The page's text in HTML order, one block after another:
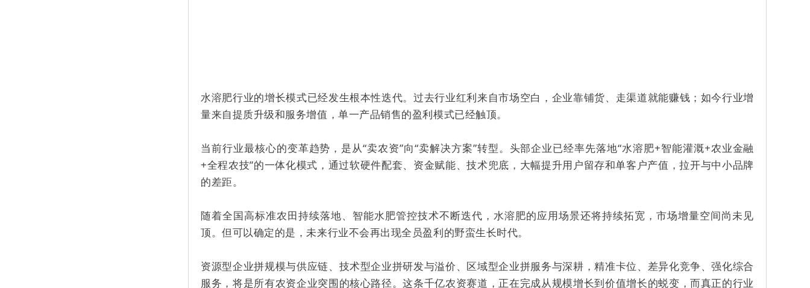
水溶肥行业的增长模式已经发生根本性迭代。过去行业红利来自市场空白，企业靠铺货、走渠道就能赚钱；如今行业增
量来自提质升级和服务增值，单一产品销售的盈利模式已经触顶。
当前行业最核心的变革趋势，是从“卖农资”向“卖解决方案”转型。头部企业已经率先落地“水溶肥+智能灌溉+农业金融
+全程农技”的一体化模式，通过软硬件配套、资金赋能、技术兜底，大幅提升用户留存和单客户产值，拉开与中小品牌
的差距。
随着全国高标准农田持续落地、智能水肥管控技术不断迭代，水溶肥的应用场景还将持续拓宽，市场增量空间尚未见
顶。但可以确定的是，未来行业不会再出现全员盈利的野蛮生长时代。
资源型企业拼规模与供应链、技术型企业拼研发与溢价、区域型企业拼服务与深耕，精准卡位、差异化竞争、强化综合
服务，将是所有农资企业突围的核心路径。这条千亿农资赛道，正在完成从规模增长到价值增长的蜕变，而真正的行业